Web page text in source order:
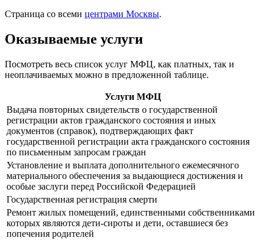
Страница со всеми центрами Москвы.
Оказываемые услуги
Посмотреть весь список услуг МФЦ, как платных, так и
неоплачиваемых можно в предложенной таблице.
Услуги МФЦ
Выдача повторных свидетельств о государственной
регистрации актов гражданского состояния и иных
документов (справок), подтверждающих факт
государственной регистрации акта гражданского состояния
по письменным запросам граждан
Установление и выплата дополнительного ежемесячного
материального обеспечения за выдающиеся достижения и
особые заслуги перед Российской Федерацией
Государственная регистрация смерти
Ремонт жилых помещений, единственными собственниками
которых являются дети-сироты и дети, оставшиеся без
попечения родителей